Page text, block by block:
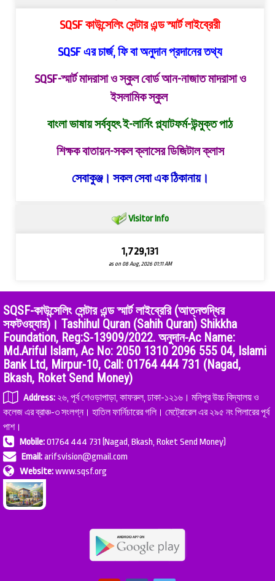
SQSF কাউন্সেলিং সেন্টার এন্ড স্মার্ট লাইব্রেরী
SQSF এর চার্জ, ফি বা অনুদান প্রদানের তথ্য
SQSF-স্মার্ট মাদরাসা ও স্কুল বোর্ড আন-নাজাত মাদরাসা ও
ইসলামিক স্কুল
বাংলা ভাষায় সর্ববৃহৎ ই-লার্নিং প্ল্যাটফর্ম-উন্মুক্ত পাঠ
শিক্ষক বাতায়ন-সকল ক্লাসের ডিজিটাল ক্লাস
সেবাকুঞ্জ। সকল সেবা এক ঠিকানায়।
Visitor Info
1,729,131
as on 08 Aug, 2026 01:11 AM
SQSF-কাউন্সেলিং সেন্টার এন্ড স্মার্ট লাইব্রেরি (আত্নশুদ্ধির
সফটওয়্যার)। Tashihul Quran (Sahih Quran) Shikkha
Foundation, Reg:S-13909/2022. অনুদান-Ac Name:
Md.Ariful Islam, Ac No: 2050 1310 2096 555 04, Islami
Bank Ltd, Mirpur-10, Call: 01764 444 731 (Nagad,
Bkash, Roket Send Money)
Address: ২৬, পূর্ব শেওড়াপাড়া, কাফরুল, ঢাকা-১২১৬। মনিপুর উচ্চ বিদ্যালয় ও
কলেজ এর ব্রাঞ্চ-৩ সংলগ্ন। হাতিল ফার্নিচারের গলি। মেট্রোরেল এর ২৯৫ নং পিলারের পূর্ব
পাশ।
Mobile:01764 444 731 (Nagad, Bkash, Roket Send Money)
Email:arifsvision@gmail.com
Website:www.sqsf.org